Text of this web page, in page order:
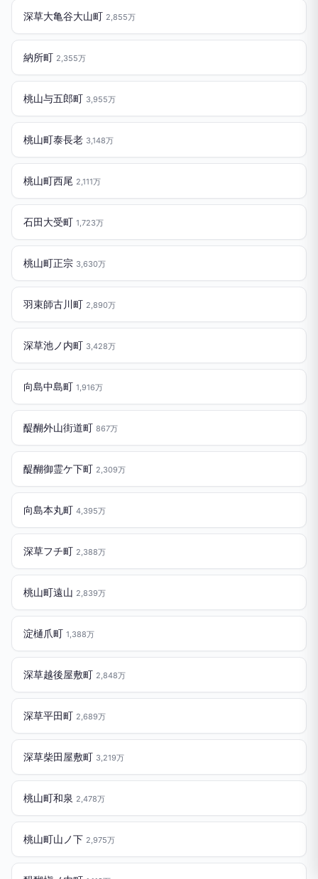
深草大亀谷大山町 2,855万
納所町 2,355万
桃山与五郎町 3,955万
桃山町泰長老 3,148万
桃山町西尾 2,111万
石田大受町 1,723万
桃山町正宗 3,630万
羽束師古川町 2,890万
深草池ノ内町 3,428万
向島中島町 1,916万
醍醐外山街道町 867万
醍醐御霊ケ下町 2,309万
向島本丸町 4,395万
深草フチ町 2,388万
桃山町遠山 2,839万
淀樋爪町 1,388万
深草越後屋敷町 2,848万
深草平田町 2,689万
深草柴田屋敷町 3,219万
桃山町和泉 2,478万
桃山町山ノ下 2,975万